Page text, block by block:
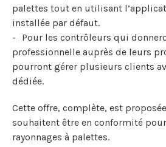
palettes tout en utilisant
installée par défaut.
Pour les contrôleurs qui
professionnelle auprès de leurs
pourront gérer plusieurs clients
dédiée.
Cette offre, complète, est
souhaitent être en conformité
rayonnages à palettes.